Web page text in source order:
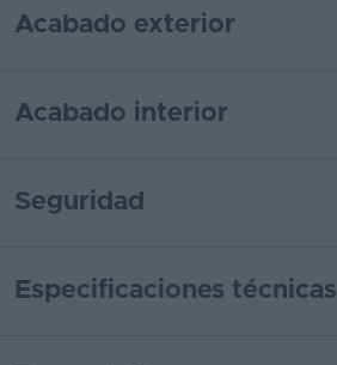
Acabado exterior
Acabado interior
Seguridad
Especificaciones técnicas